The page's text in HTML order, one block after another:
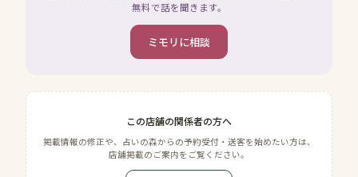
無料で話を聞きます。
ミモリに相談
この店舗の関係者の方へ
掲載情報の修正や、占いの森からの予約受付・送客を始めたい方は、
店舗掲載のご案内をご覧ください。